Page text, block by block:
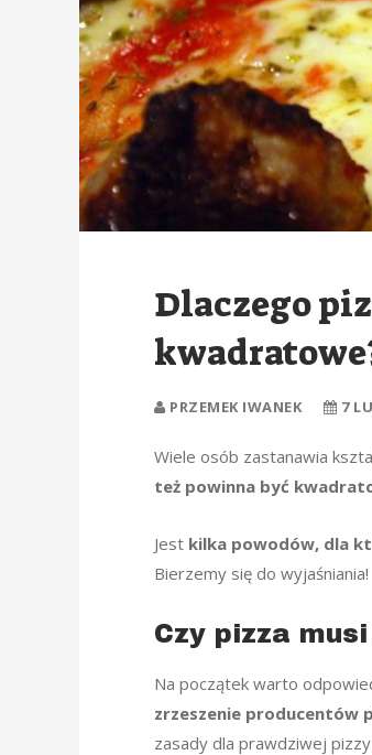
Dlaczego
PRZEMEK IWANEK 7
Wiele osób zastanawia
też powinna być
Jest kilka powodów, dla
Bierzemy się do wyjaśniania!
Czy pizza
Na początek warto
zrzeszenie producentów
zasady dla prawdziwej